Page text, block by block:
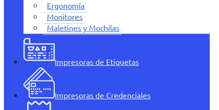
Ergonomía
Monitores
Maletines y Mochilas
Impresoras de Etiquetas
Impresoras de Credenciales